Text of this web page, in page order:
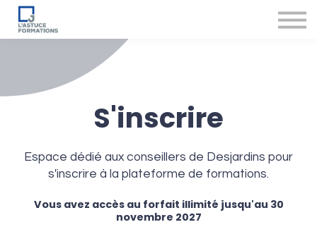
Accompagnement des conseillers
Se connecter
S'inscrire
Espace dédié aux conseillers de Desjardins pour
s'inscrire à la plateforme de formations.
Vous avez accès au forfait illimité jusqu'au 30
novembre 2027